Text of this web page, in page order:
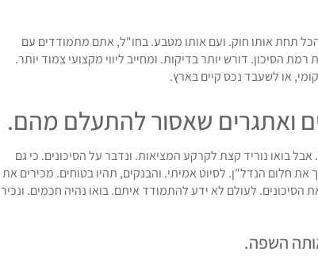
תחת אותו חוק. ועם אותו מטבע. בחו"ל, אתם מתמודדים עם
דורש יותר בדיקות. ומחייב ליווי מקצועי צמוד יותר.
או לשעבד נכס קיים בארץ.
ואתגרים שאסור להתעלם מהם.
בואו נוריד קצת לקרקע המציאות. ונדבר על הסיכונים. כי גם
חלום הנדל"ן. לסיוט אמיתי. והבנקים, תהיו בטוחים. מכירים את
הסיכונים. לעולם לא ידע להתמודד איתם. בואו נהיה חכמים. ונכיר
השפה.